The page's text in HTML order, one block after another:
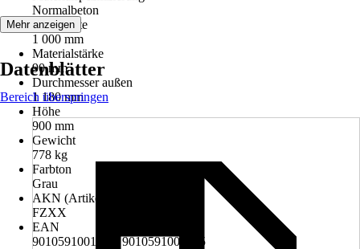
Normalbeton
Nennweite
1 000 mm
Materialstärke
90 mm
Durchmesser außen
1 180 mm
Höhe
900 mm
Gewicht
778 kg
Farbton
Grau
AKN (Artikelkurznummer)
FZXX
EAN
9010591001523, 9010591002445
Mehr anzeigen
Datenblätter
Bereich überspringen